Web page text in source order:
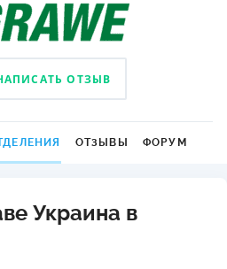
ОТЗЫВ
ОТЗЫВЫ ФОРУМ
Украина в